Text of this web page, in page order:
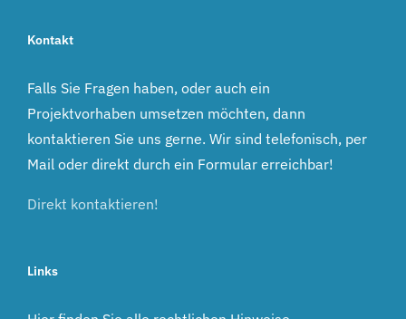
Kontakt
Falls Sie Fragen haben, oder auch ein
Projektvorhaben umsetzen möchten, dann
kontaktieren Sie uns gerne. Wir sind telefonisch, per
Mail oder direkt durch ein Formular erreichbar!
Direkt kontaktieren!
Links